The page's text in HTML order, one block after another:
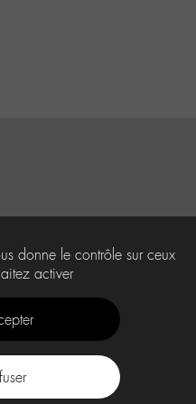
donne le contrôle sur ceux
activer